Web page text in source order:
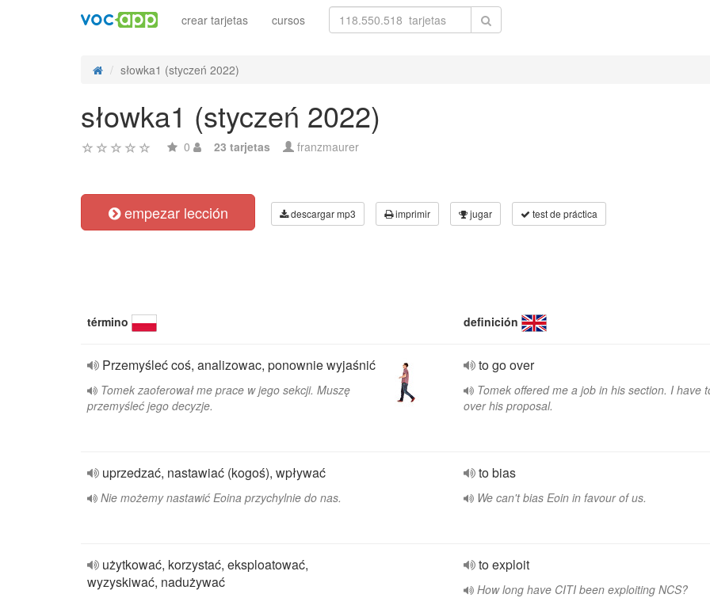
crear tarjetas cursos
słowka1 (styczeń 2022)
słowka1 (styczeń 2022)
0 23 tarjetas franzmaurer
empezar lección descargar mp3 imprimir jugar test de práctica
término definición
Przemyśleć coś, analizowac, ponownie wyjaśnić
Tomek zaoferował me prace w jego sekcji. Muszę
przemyśleć jego decyzje.
to go over
Tomek offered me a job in his section. I have
over his proposal.
uprzedzać, nastawiać (kogoś), wpływać
Nie możemy nastawić Eoina przychylnie do nas.
to bias
We can't bias Eoin in favour of us.
użytkować, korzystać, eksploatować,
wyzyskiwać, nadużywać
to exploit
How long have CITI been exploiting NCS?